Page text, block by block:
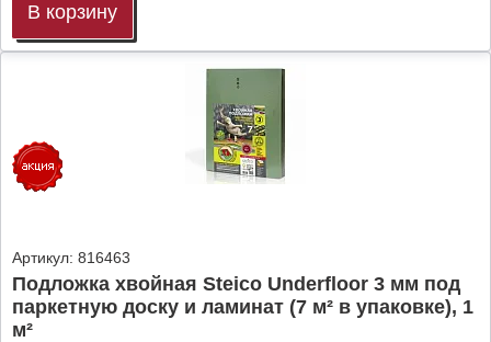
В корзину
Артикул: 816463
Подложка хвойная Steico Underfloor 3 мм под
паркетную доску и ламинат (7 м² в упаковке), 1
м²